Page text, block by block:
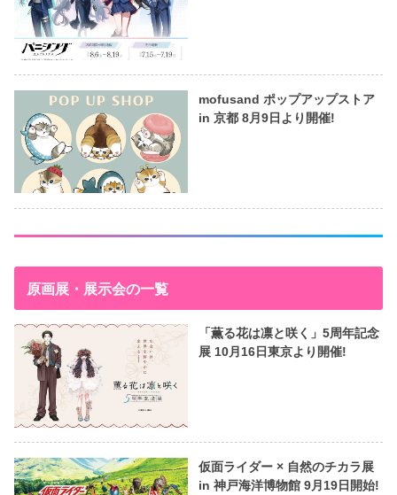
mofusand ポップアップストア
in 京都 8月9日より開催!
原画展・展示会の一覧
「薫る花は凛と咲く」5周年記念
展 10月16日東京より開催!
仮面ライダー × 自然のチカラ展
in 神戸海洋博物館 9月19日開始!